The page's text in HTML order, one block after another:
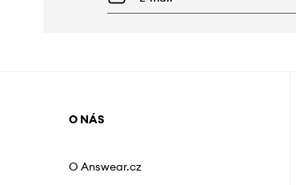
O NÁS
O Answear.cz